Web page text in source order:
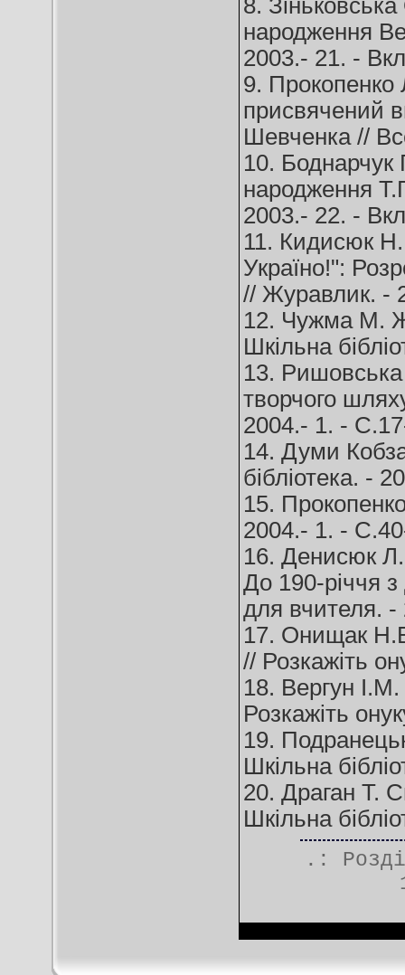
8.
народження
2003.- 21. -
9. Прокопенко
присвячений
Шевченка //
10. Боднарчук
народження
2003.- 22. -
11. Кидисюк
Україно!":
// Журавлик. -
12. Чужма М.
Шкільна
13. Ришовська
творчого
2004.- 1. -
14. Думи
бібліотека. -
15.
2004.- 1. -
16. Денисюк
До 190-річчя
для вчителя.
17. Онищак
// Розкажіть
18. Вергун
Розкажіть
19.
Шкільна
20. Драган Т.
Шкільна
.: